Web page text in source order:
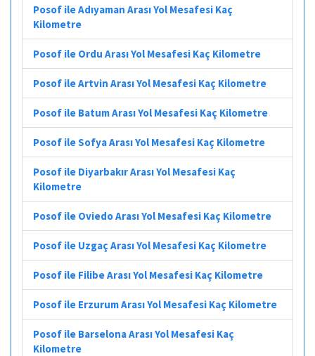
Posof ile Adıyaman Arası Yol Mesafesi Kaç
Kilometre
Posof ile Ordu Arası Yol Mesafesi Kaç Kilometre
Posof ile Artvin Arası Yol Mesafesi Kaç Kilometre
Posof ile Batum Arası Yol Mesafesi Kaç Kilometre
Posof ile Sofya Arası Yol Mesafesi Kaç Kilometre
Posof ile Diyarbakır Arası Yol Mesafesi Kaç
Kilometre
Posof ile Oviedo Arası Yol Mesafesi Kaç Kilometre
Posof ile Uzgaç Arası Yol Mesafesi Kaç Kilometre
Posof ile Filibe Arası Yol Mesafesi Kaç Kilometre
Posof ile Erzurum Arası Yol Mesafesi Kaç Kilometre
Posof ile Barselona Arası Yol Mesafesi Kaç
Kilometre